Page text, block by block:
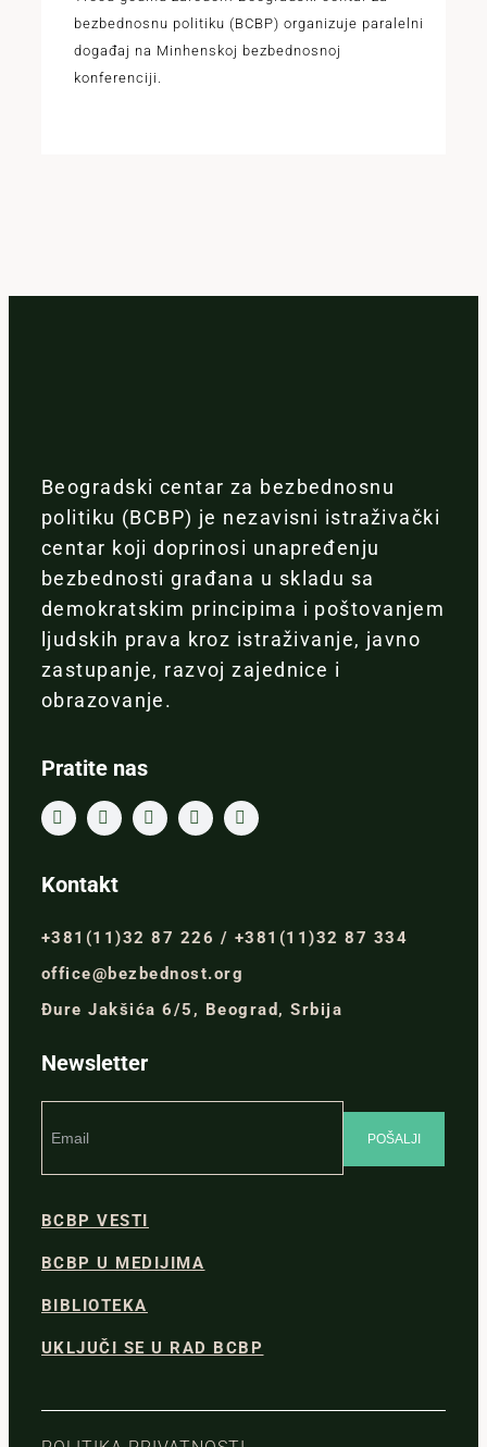
bezbednosnu politiku (BCBP) organizuje paralelni
događaj na Minhenskoj bezbednosnoj
konferenciji.
Beogradski centar za bezbednosnu
politiku (BCBP) je nezavisni istraživački
centar koji doprinosi unapređenju
bezbednosti građana u skladu sa
demokratskim principima i poštovanjem
ljudskih prava kroz istraživanje, javno
zastupanje, razvoj zajednice i
obrazovanje.
Pratite nas
Kontakt
+381(11)32 87 226 / +381(11)32 87 334
office@bezbednost.org
Đure Jakšića 6/5, Beograd, Srbija
Newsletter
BCBP VESTI
BCBP U MEDIJIMA
BIBLIOTEKA
UKLJUČI SE U RAD BCBP